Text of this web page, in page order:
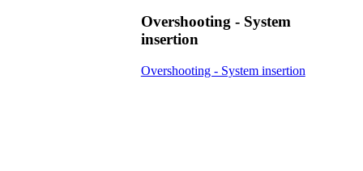
Overshooting - System
insertion
Overshooting - System insertion